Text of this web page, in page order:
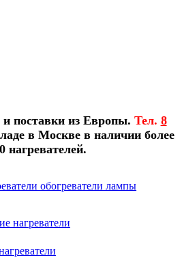
поставки из Европы. Тел. 8
в Москве в наличии более
нагревателей.
обогреватели лампы
нагреватели